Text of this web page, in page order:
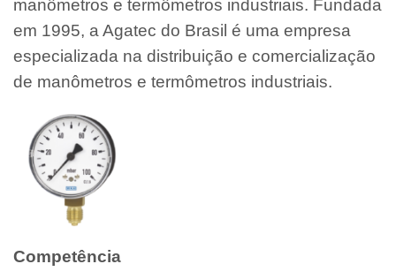
manômetros e termômetros industriais. Fundada
em 1995, a Agatec do Brasil é uma empresa
especializada na distribuição e comercialização
de manômetros e termômetros industriais.
Competência